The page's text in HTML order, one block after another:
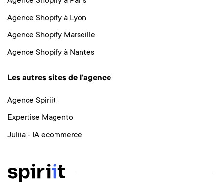
Agence Shopify à Lyon
Agence Shopify Marseille
Agence Shopify à Nantes
Les autres sites de l'agence
Agence Spiriit
Expertise Magento
Juliia - IA ecommerce